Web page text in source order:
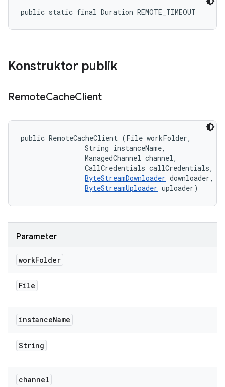
public static final Duration REMOTE_TIMEOUT
Konstruktor publik
RemoteCacheClient
public RemoteCacheClient (File workFolder,
                String instanceName,
                ManagedChannel channel,
                CallCredentials callCredentials,
ByteStreamDownloader downloader,
ByteStreamUploader uploader)
Parameter
workFolder
File
instanceName
String
channel